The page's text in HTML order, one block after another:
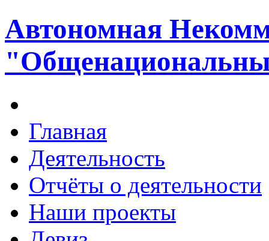
Автономная
Главная
Деятельность
Отчёты о деятельности
Наши проекты